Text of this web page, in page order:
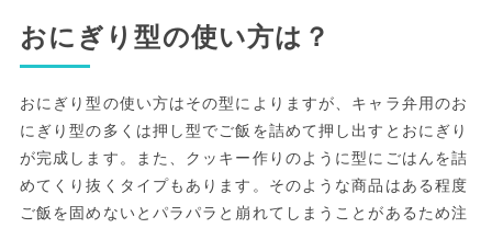
おにぎり型の使い方は？
おにぎり型の使い方はその型によりますが、キャラ弁用のお
にぎり型の多くは押し型でご飯を詰めて押し出すとおにぎり
が完成します。また、クッキー作りのように型にごはんを詰
めてくり抜くタイプもあります。そのような商品はある程度
ご飯を固めないとパラパラと崩れてしまうことがあるため注